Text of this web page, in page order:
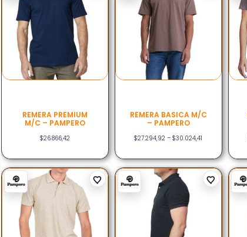
REMERA PREMIUM
M/C – PAMPERO
$26.866,42
REMERA BASICA M/C
– PAMPERO
$27.294,92 – $30.024,41